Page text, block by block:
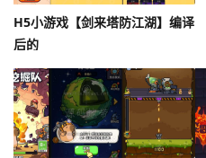
H5小游戏【剑来塔防江湖】编译
后的